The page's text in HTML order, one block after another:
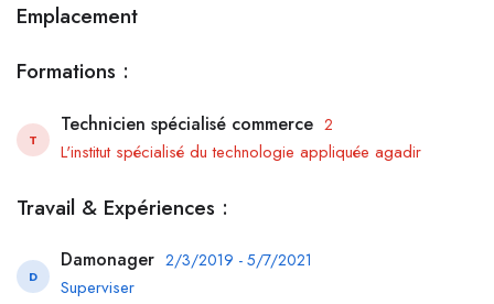
Emplacement
Formations :
T
Technicien spécialisé commerce 2
L'institut spécialisé du technologie appliquée agadir
Travail & Expériences :
D
Damonager 2/3/2019 - 5/7/2021
Superviser